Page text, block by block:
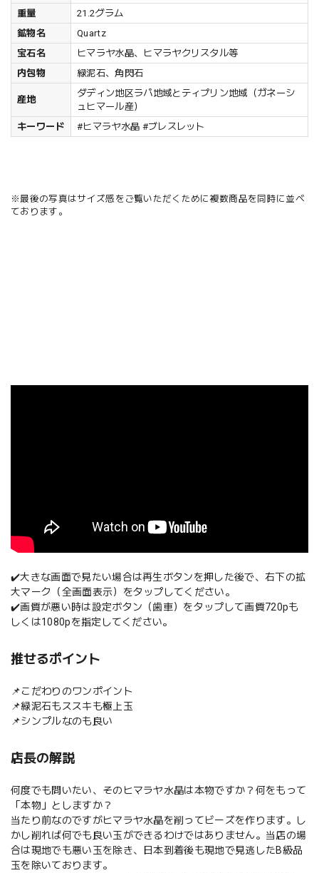
重量
21.2グラム
鉱物名
Quartz
宝石名
ヒマラヤ水晶、ヒマラヤクリスタル等
内包物
緑泥石、角閃石
産地
ダディン地区ラパ地域とティプリン地域（ガネーシ
ュヒマール産）
キーワード
#ヒマラヤ水晶 #ブレスレット
※最後の写真はサイズ感をご覧いただくために複数商品を同時に並べ
ております。
✔️大きな画面で見たい場合は再生ボタンを押した後で、右下の拡
大マーク（全画面表示）をタップしてください。
✔️画質が悪い時は設定ボタン（歯車）をタップして画質720pも
しくは1080pを指定してください。
推せるポイント
📌こだわりのワンポイント
📌緑泥石もススキも極上玉
📌シンプルなのも良い
店長の解説
何度でも問いたい、そのヒマラヤ水晶は本物ですか？何をもって
「本物」としますか？
当たり前なのですがヒマラヤ水晶を削ってビーズを作ります。し
かし削れば何でも良い玉ができるわけではありません。当店の場
合は現地でも悪い玉を除き、日本到着後も現地で見逃したB級品
玉を除いております。